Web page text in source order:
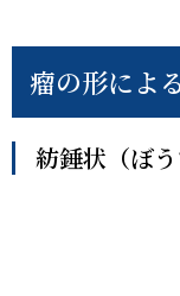
瘤の形によ
紡錘状（ぼ